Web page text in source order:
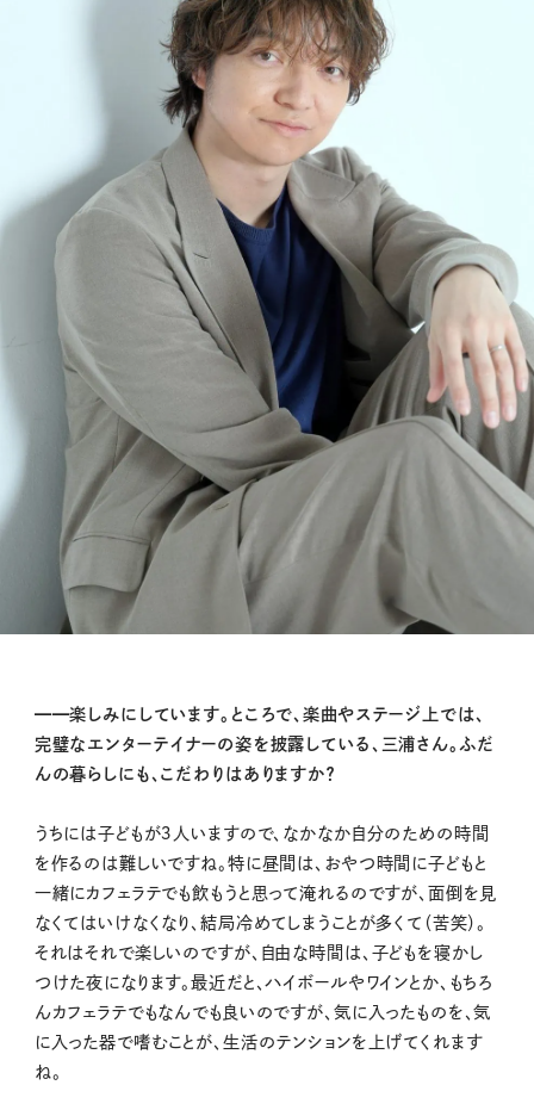
━━楽しみにしています。ところで、楽曲やステージ上では、
完璧なエンターテイナーの姿を披露している、三浦さん。ふだ
んの暮らしにも、こだわりはありますか？
うちには子どもが３人いますので、なかなか自分のための時間
を作るのは難しいですね。特に昼間は、おやつ時間に子どもと
一緒にカフェラテでも飲もうと思って淹れるのですが、面倒を見
なくてはいけなくなり、結局冷めてしまうことが多くて（苦笑）。
それはそれで楽しいのですが、自由な時間は、子どもを寝かし
つけた夜になります。最近だと、ハイボールやワインとか、もちろ
んカフェラテでもなんでも良いのですが、気に入ったものを、気
に入った器で嗜むことが、生活のテンションを上げてくれます
ね。